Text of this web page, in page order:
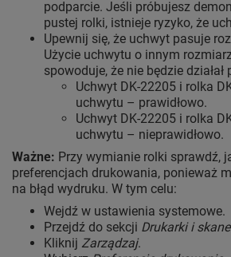
podparcie. Jeśli próbujesz
pustej rolki, istnieje ryzyko, że
Upewnij się, że uchwyt pasuje
Użycie uchwytu o innym
spowoduje, że nie będzie działał
Uchwyt DK-22205 i rolka
uchwytu – prawidłowo.
Uchwyt DK-22205 i rolka
uchwytu – nieprawidłowo.
Ważne: Przy wymianie rolki sprawdź,
preferencjach drukowania, ponieważ
na błąd wydruku. W tym celu:
Wejdź w ustawienia systemowe.
Przejdź do sekcji Drukarki i
Kliknij Zarządzaj.